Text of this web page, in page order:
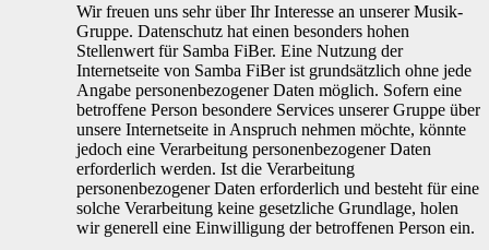
Wir freuen uns sehr über Ihr Interesse an unserer Musik-
Gruppe. Datenschutz hat einen besonders hohen
Stellenwert für Samba FiBer. Eine Nutzung der
Internetseite von Samba FiBer ist grundsätzlich ohne jede
Angabe personenbezogener Daten möglich. Sofern eine
betroffene Person besondere Services unserer Gruppe über
unsere Internetseite in Anspruch nehmen möchte, könnte
jedoch eine Verarbeitung personenbezogener Daten
erforderlich werden. Ist die Verarbeitung
personenbezogener Daten erforderlich und besteht für eine
solche Verarbeitung keine gesetzliche Grundlage, holen
wir generell eine Einwilligung der betroffenen Person ein.